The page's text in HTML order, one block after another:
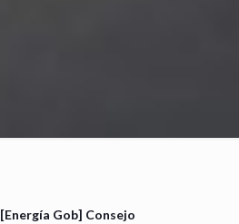
[Energía Gob] Consejo